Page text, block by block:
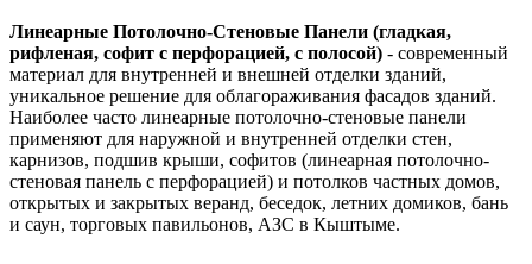
Линеарные Потолочно-Стеновые Панели (гладкая,
рифленая, софит с перфорацией, с полосой) - современный
материал для внутренней и внешней отделки зданий,
уникальное решение для облагораживания фасадов зданий.
Наиболее часто линеарные потолочно-стеновые панели
применяют для наружной и внутренней отделки стен,
карнизов, подшив крыши, софитов (линеарная потолочно-
стеновая панель с перфорацией) и потолков частных домов,
открытых и закрытых веранд, беседок, летних домиков, бань
и саун, торговых павильонов, АЗС в Кыштыме.